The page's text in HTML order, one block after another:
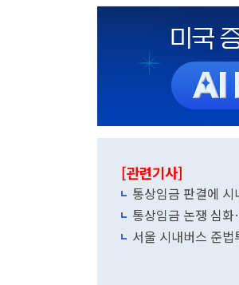
[관련기사]
통상임금 판결에
통상임금 논쟁 심
서울 시내버스 준